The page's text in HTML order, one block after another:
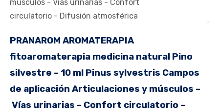
PRANAROM AROMATERAPIA
fitoaromaterapia medicina natural Pino
silvestre – 10 ml Pinus sylvestris Campos
de aplicación Articulaciones y músculos –
Vías urinarias – Confort circulatorio –